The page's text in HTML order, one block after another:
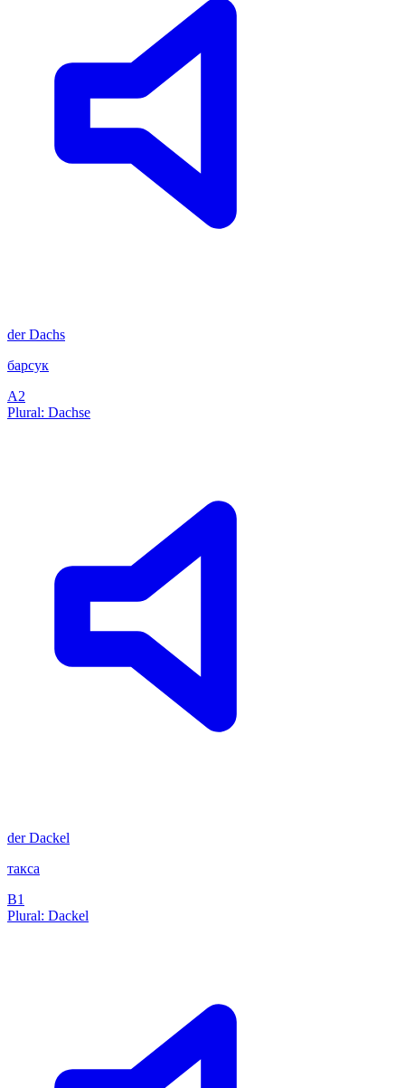
derDachs
барсук
A2
Plural: Dachse
derDackel
такса
B1
Plural: Dackel